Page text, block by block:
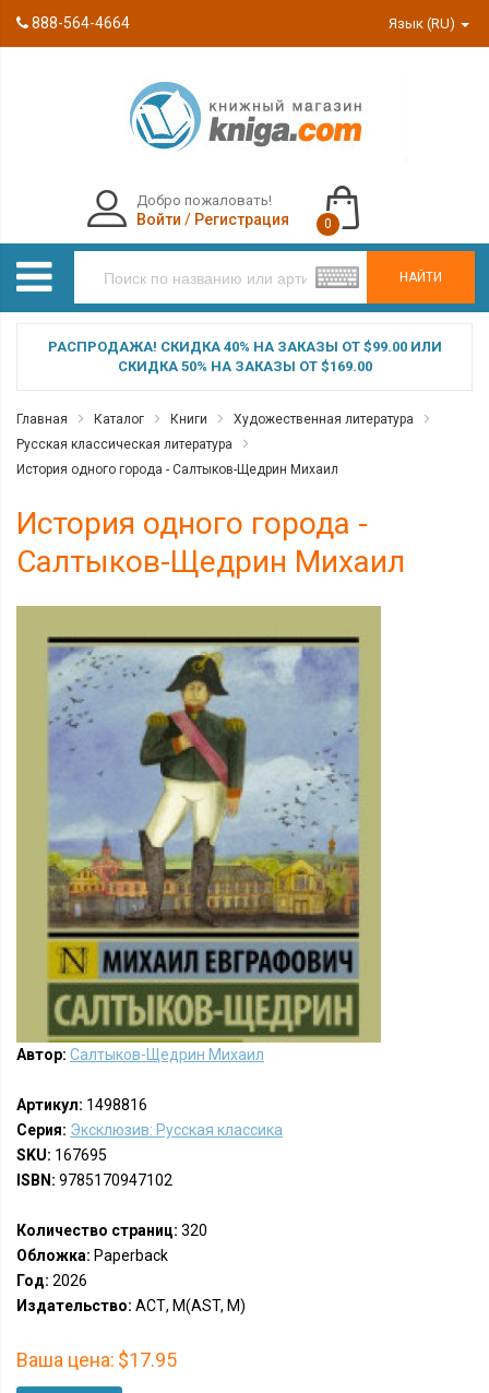
888-564-4664 Язык (RU)
НАЙТИ
Добро пожаловать!
Войти / Регистрация 0
РАСПРОДАЖА! СКИДКА 40% НА ЗАКАЗЫ ОТ $99.00 ИЛИ
СКИДКА 50% НА ЗАКАЗЫ ОТ $169.00
Главная Каталог Книги
Художественная литература
Русская классическая литература
История одного города - Салтыков-Щедрин Михаил
История одного города -
Салтыков-Щедрин Михаил
Автор: Салтыков-Щедрин Михаил
Артикул: 1498816
Серия: Эксклюзив: Русская классика
SKU: 167695
ISBN: 9785170947102
Количество страниц: 320
Обложка: Paperback
Год: 2026
Издательство: АСТ, М(AST, M)
Ваша цена: $17.95